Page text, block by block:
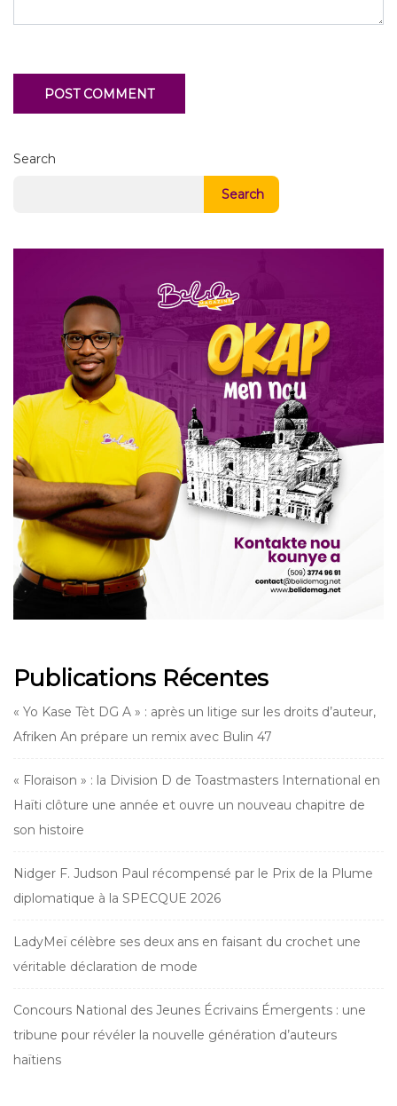
Search
Search
Publications Récentes
« Yo Kase Tèt DG A » : après un litige sur les droits d’auteur,
Afriken An prépare un remix avec Bulin 47
« Floraison » : la Division D de Toastmasters International en
Haïti clôture une année et ouvre un nouveau chapitre de
son histoire
Nidger F. Judson Paul récompensé par le Prix de la Plume
diplomatique à la SPECQUE 2026
LadyMeï célèbre ses deux ans en faisant du crochet une
véritable déclaration de mode
Concours National des Jeunes Écrivains Émergents : une
tribune pour révéler la nouvelle génération d’auteurs
haïtiens